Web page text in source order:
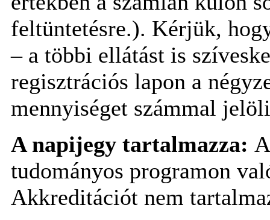
feltüntetésre.). Kérjük,
– a többi ellátást is
regisztrációs lapon a
mennyiséget számmal
A napijegy tartalmazza:
tudományos programon
Akkreditációt nem